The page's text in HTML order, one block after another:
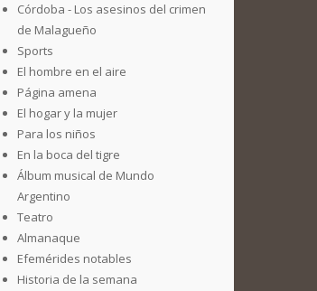
Córdoba - Los asesinos del crimen
de Malagueño
Sports
El hombre en el aire
Página amena
El hogar y la mujer
Para los niños
En la boca del tigre
Álbum musical de Mundo
Argentino
Teatro
Almanaque
Efemérides notables
Historia de la semana